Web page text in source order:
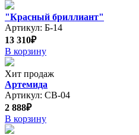
"Красный бриллиант"
Артикул: Б-14
13 310₽
В корзину
Хит продаж
Артемида
Артикул: СВ-04
2 888₽
В корзину